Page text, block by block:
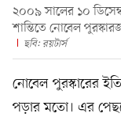
২০০৯ সালের ১০
শান্তিতে নোবেল
ছবি: রয়টার্স
নোবেল পুরস্কারের
পড়ার মতো। এর